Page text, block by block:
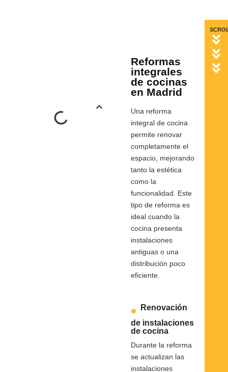
Reformas
integrales
de cocinas
en Madrid
Una reforma
integral de cocina
permite renovar
completamente el
espacio, mejorando
tanto la estética
como la
funcionalidad. Este
tipo de reforma es
ideal cuando la
cocina presenta
instalaciones
antiguas o una
distribución poco
eficiente.
Renovación
de instalaciones
de cocina
Durante la reforma
se actualizan las
instalaciones